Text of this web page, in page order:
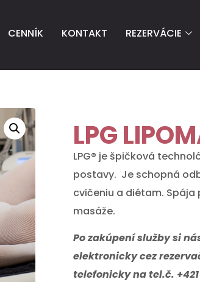
CENNÍK KONTAKT REZERVÁCIE
LPG
LPG® je špičková
postavy. Je schopná
cvičeniu a diétam.
masáže.
Po zakúpení služby si
elektronicky cez
telefonicky na tel.č. +421